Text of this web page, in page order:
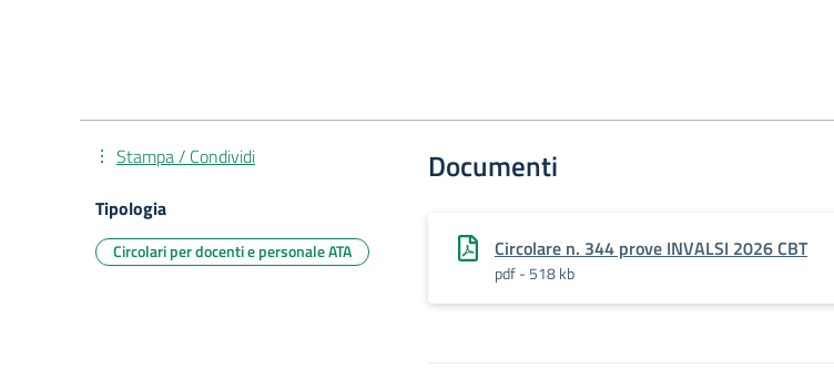
Documenti
Circolare n. 344 prove INVALSI 2026 CBT
pdf - 518 kb
Stampa / Condividi
Tipologia
Circolari per docenti e personale ATA